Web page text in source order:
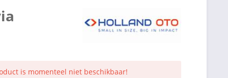
is momenteel niet beschikbaar!